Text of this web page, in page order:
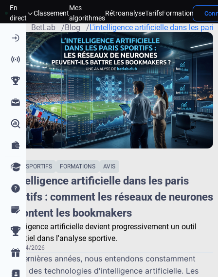
Page d'accueil
En
direct
Classement
Mes
algorithmes
RétroanalyseTarifsFormation
BetLab Blog L'intelligence artificielle dans les
PARIS SPORTIFS FORMATIONS AVIS
L'intelligence artificielle dans les paris
sportifs : comment les réseaux de neurones
affrontent les bookmakers
L'intelligence artificielle devient progressivement un outil
essentiel dans l'analyse sportive.
17/04/2026
Ces dernières années, nous entendons constamment
parler des technologies d'intelligence artificielle. Les